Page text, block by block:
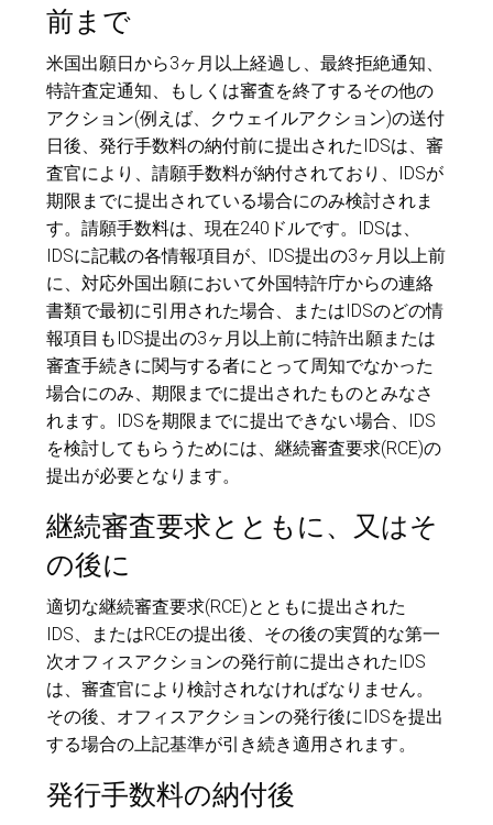
前まで
米国出願日から3ヶ月以上経過し、最終拒絶通知、
特許査定通知、もしくは審査を終了するその他の
アクション(例えば、クウェイルアクション)の送付
日後、発行手数料の納付前に提出されたIDSは、審
査官により、請願手数料が納付されており、IDSが
期限までに提出されている場合にのみ検討されま
す。請願手数料は、現在240ドルです。IDSは、
IDSに記載の各情報項目が、IDS提出の3ヶ月以上前
に、対応外国出願において外国特許庁からの連絡
書類で最初に引用された場合、またはIDSのどの情
報項目もIDS提出の3ヶ月以上前に特許出願または
審査手続きに関与する者にとって周知でなかった
場合にのみ、期限までに提出されたものとみなさ
れます。IDSを期限までに提出できない場合、IDS
を検討してもらうためには、継続審査要求(RCE)の
提出が必要となります。
継続審査要求とともに、又はそ
の後に
適切な継続審査要求(RCE)とともに提出された
IDS、またはRCEの提出後、その後の実質的な第一
次オフィスアクションの発行前に提出されたIDS
は、審査官により検討されなければなりません。
その後、オフィスアクションの発行後にIDSを提出
する場合の上記基準が引き続き適用されます。
発行手数料の納付後